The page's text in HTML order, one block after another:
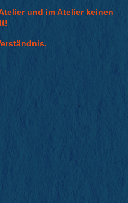
und im Atelier keinen